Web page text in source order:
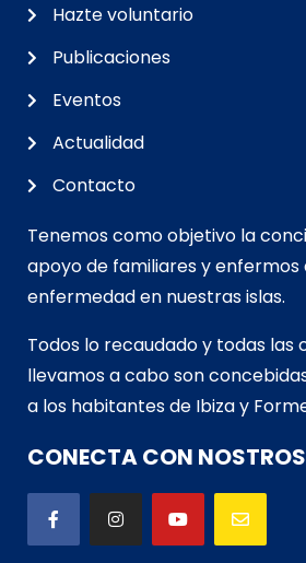
Hazte voluntario
Publicaciones
Eventos
Actualidad
Contacto
Tenemos como objetivo la
apoyo de familiares y
enfermedad en nuestras islas.
Todos lo recaudado y todas las
llevamos a cabo son
a los habitantes de Ibiza y
CONECTA CON